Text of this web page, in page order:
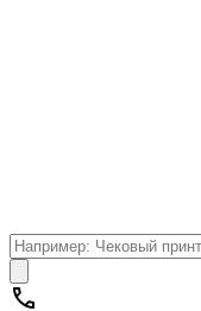
Поиск
товаров